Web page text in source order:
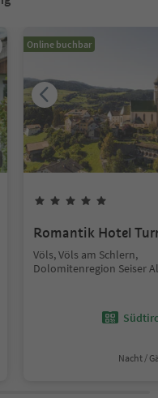
Online buchbar
Romantik Hotel
Völs, Völs am Schlern,
Dolomitenregion Seiser
Nacht /